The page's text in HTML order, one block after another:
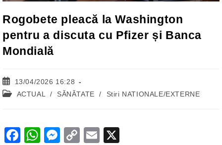
Rogobete pleacă la Washington
pentru a discuta cu Pfizer și Banca
Mondială
Post
published:
13/04/2026 16:28
Post ACTUAL / SĂNĂTATE / Stiri NATIONALE/EXTERNE
F
W
M
C
E